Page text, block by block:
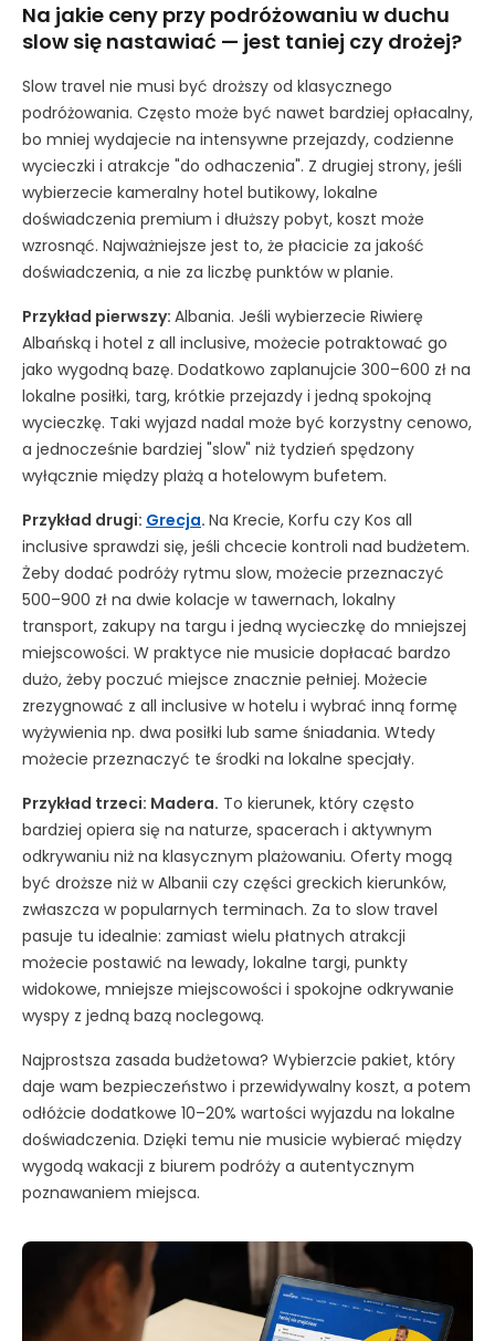
Na jakie ceny przy podróżowaniu w duchu
slow się nastawiać — jest taniej czy drożej?
Slow travel nie musi być droższy od klasycznego
podróżowania. Często może być nawet bardziej opłacalny,
bo mniej wydajecie na intensywne przejazdy, codzienne
wycieczki i atrakcje "do odhaczenia". Z drugiej strony, jeśli
wybierzecie kameralny hotel butikowy, lokalne
doświadczenia premium i dłuższy pobyt, koszt może
wzrosnąć. Najważniejsze jest to, że płacicie za jakość
doświadczenia, a nie za liczbę punktów w planie.
Przykład pierwszy: Albania. Jeśli wybierzecie Riwierę
Albańską i hotel z all inclusive, możecie potraktować go
jako wygodną bazę. Dodatkowo zaplanujcie 300–600 zł na
lokalne posiłki, targ, krótkie przejazdy i jedną spokojną
wycieczkę. Taki wyjazd nadal może być korzystny cenowo,
a jednocześnie bardziej "slow" niż tydzień spędzony
wyłącznie między plażą a hotelowym bufetem.
Przykład drugi: Grecja. Na Krecie, Korfu czy Kos all
inclusive sprawdzi się, jeśli chcecie kontroli nad budżetem.
Żeby dodać podróży rytmu slow, możecie przeznaczyć
500–900 zł na dwie kolacje w tawernach, lokalny
transport, zakupy na targu i jedną wycieczkę do mniejszej
miejscowości. W praktyce nie musicie dopłacać bardzo
dużo, żeby poczuć miejsce znacznie pełniej. Możecie
zrezygnować z all inclusive w hotelu i wybrać inną formę
wyżywienia np. dwa posiłki lub same śniadania. Wtedy
możecie przeznaczyć te środki na lokalne specjały.
Przykład trzeci: Madera. To kierunek, który często
bardziej opiera się na naturze, spacerach i aktywnym
odkrywaniu niż na klasycznym plażowaniu. Oferty mogą
być droższe niż w Albanii czy części greckich kierunków,
zwłaszcza w popularnych terminach. Za to slow travel
pasuje tu idealnie: zamiast wielu płatnych atrakcji
możecie postawić na lewady, lokalne targi, punkty
widokowe, mniejsze miejscowości i spokojne odkrywanie
wyspy z jedną bazą noclegową.
Najprostsza zasada budżetowa? Wybierzcie pakiet, który
daje wam bezpieczeństwo i przewidywalny koszt, a potem
odłóżcie dodatkowe 10–20% wartości wyjazdu na lokalne
doświadczenia. Dzięki temu nie musicie wybierać między
wygodą wakacji z biurem podróży a autentycznym
poznawaniem miejsca.